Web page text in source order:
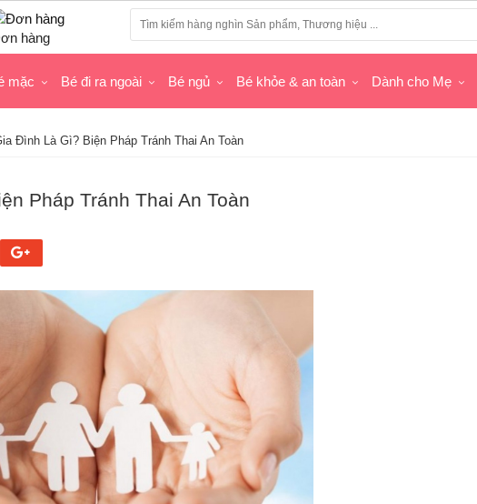
hàng
mặc Bé đi ra ngoài Bé ngủ Bé khỏe & an toàn Dành cho Mẹ
Đình Là Gì? Biện Pháp Tránh Thai An Toàn
Pháp Tránh Thai An Toàn